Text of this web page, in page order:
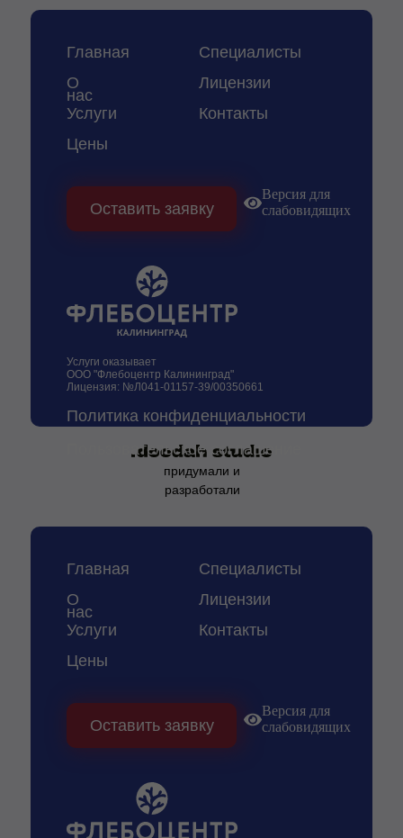
придумали и
разработали
Услуги оказывает
ООО "Флебоцентр Калининград"
Лицензия: №Л041-01157-39/00350661
Главная
Специалисты
О
нас
Лицензии
Услуги
Цены
Пользовательское соглашение
Политика конфиденциальности
Контакты
Оставить заявку
Версия для
слабовидящих
Главная
Специалисты
О
нас
Лицензии
Услуги
Цены
Контакты
Оставить заявку
Версия для
слабовидящих